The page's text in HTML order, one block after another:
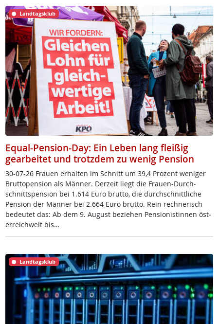
Landtagsklub
Equal-Pension-Day: Ein Leben lang fleißig
gearbeitet und trotzdem zu wenig Pension
30-07-26 Frau­en er­hal­ten im Schnitt um 39,4 Pro­zent we­ni­ger
Brut­to­pen­si­on als Män­ner. Der­zeit liegt die Frau­en-Durch­
schnitt­s­pen­si­on bei 1.614 Eu­ro brut­to, die durch­schnitt­li­che
Pen­si­on der Män­ner bei 2.664 Eu­ro brut­to. Rein rech­ne­risch
be­deu­tet das: Ab dem 9. Au­gust be­zie­hen Pen­sio­nis­tin­nen ös­t­
er­reich­weit bis…
Landtagsklub